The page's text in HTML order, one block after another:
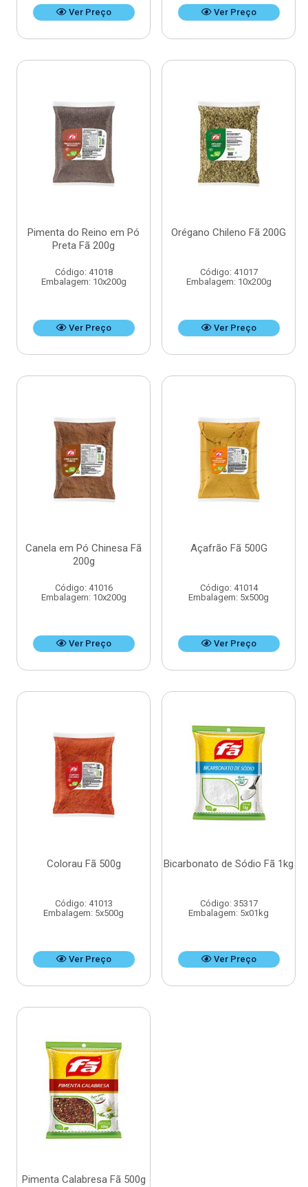
Ver Preço Ver Preço
Pimenta do Reino em Pó
Preta Fã 200g
Código: 41018
Embalagem: 10x200g
Ver Preço
Orégano Chileno Fã 200G
Código: 41017
Embalagem: 10x200g
Ver Preço
Canela em Pó Chinesa Fã
200g
Código: 41016
Embalagem: 10x200g
Ver Preço
Açafrão Fã 500G
Código: 41014
Embalagem: 5x500g
Ver Preço
Colorau Fã 500g
Código: 41013
Embalagem: 5x500g
Ver Preço
Bicarbonato de Sódio Fã 1kg
Código: 35317
Embalagem: 5x01kg
Ver Preço
Pimenta Calabresa Fã 500g